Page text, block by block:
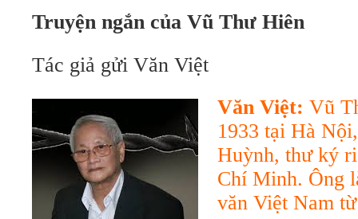
Truyện ngắn của Vũ Thư Hiên
Tác giả gửi Văn Việt
Văn Việt: Vũ
1933 tại Hà
Huỳnh, thư ký
Chí Minh. Ông
văn Việt Nam